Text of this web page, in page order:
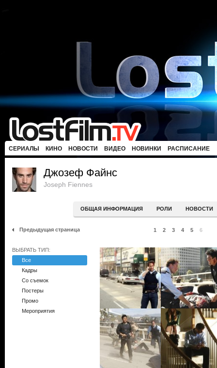
СЕРИАЛЫ КИНО НОВОСТИ ВИДЕО НОВИНКИ РАСПИСАНИЕ
Джозеф Файнс
Joseph Fiennes
ОБЩАЯ ИНФОРМАЦИЯ РОЛИ НОВОСТИ
Предыдущая страница 1 2 3 4 5 6
ВЫБРАТЬ ТИП:
Все
Кадры
Со съемок
Постеры
Промо
Мероприятия